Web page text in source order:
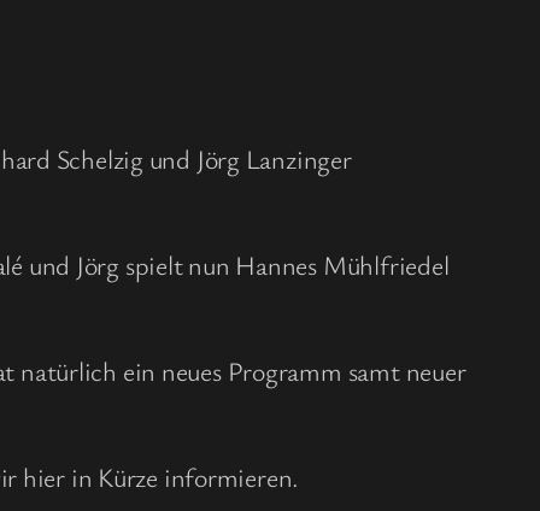
Schelzig und Jörg Lanzinger
und Jörg spielt nun Hannes Mühlfriedel
natürlich ein neues Programm samt neuer
hier in Kürze informieren.